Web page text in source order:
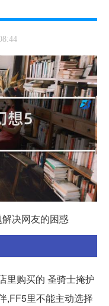
决网友的困惑
里购买的 圣骑士掩护
,FF5里不能主动选择